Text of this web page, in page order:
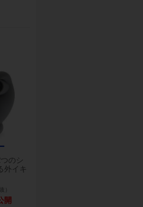
のシ
外イキ
）
開